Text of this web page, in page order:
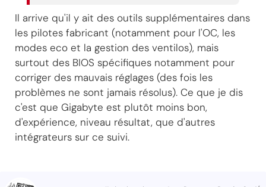
Il arrive qu'il y ait des outils supplémentaires dans
les pilotes fabricant (notamment pour l'OC, les
modes eco et la gestion des ventilos), mais
surtout des BIOS spécifiques notamment pour
corriger des mauvais réglages (des fois les
problèmes ne sont jamais résolus). Ce que je dis
c'est que Gigabyte est plutôt moins bon,
d'expérience, niveau résultat, que d'autres
intégrateurs sur ce suivi.